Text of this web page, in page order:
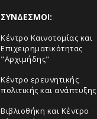
ΣΥΝΔΕΣΜΟΙ:
Κέντρο Καινοτομίας και
Επιχειρηματικότητας
"Αρχιμήδης"
Κέντρο ερευνητικής
πολιτικής και ανάπτυξης
Βιβλιοθήκη και Κέντρο